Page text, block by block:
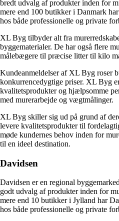
bredt udvalg af produkter inden for
mere end 100 butikker i Danmark
hos både professionelle og private
XL Byg tilbyder alt fra
byggematerialer. De har også flere
målebægere til præcise litter til kilo
Kundeanmeldelser af XL Byg roser
konkurrencedygtige priser. XL Byg
kvalitetsprodukter og hjælpsomme
med murerarbejde og vægtmålinger.
XL Byg skiller sig ud på grund af
levere kvalitetsprodukter til
møde kundernes behov inden for
til en ideel destination.
Davidsen
Davidsen er en regional
godt udvalg af produkter inden for
mere end 10 butikker i Jylland har
hos både professionelle og private